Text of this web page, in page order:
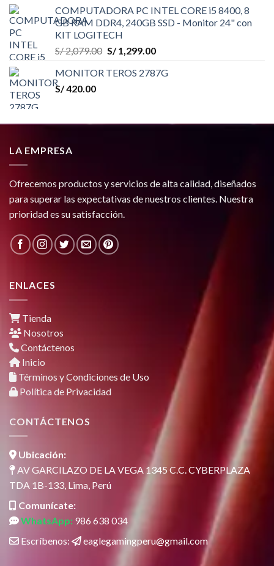
COMPUTADORA PC INTEL CORE i5 8400, 8
GB RAM DDR4, 240GB SSD - Monitor 24" con
KIT LOGITECH
S/2,079.00 El
original
S/1,299.00El
actual
MONITOR TEROS 2787G
S/420.00
LA EMPRESA
Ofrecemos productos y servicios de alta calidad, diseñados
para superar las expectativas de nuestros clientes. Nuestra
prioridad es su satisfacción.
ENLACES
Tienda
Nosotros
Contáctenos
Inicio
Términos y Condiciones de Uso
Política de Privacidad
CONTÁCTENOS
Ubicación:
AV GARCILAZO DE LA VEGA 1345 C.C. CYBERPLAZA
TDA 1B-133, Lima, Perú
Comunícate:
WhatsApp: 986 638 034
Escríbenos:
eaglegamingperu@gmail.com